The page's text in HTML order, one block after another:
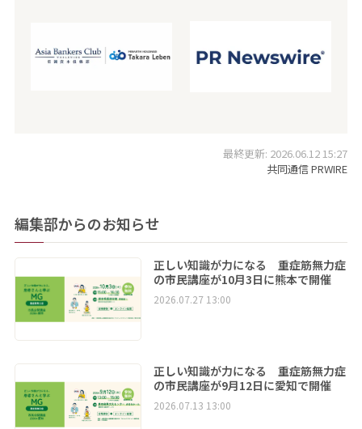
最終更新: 2026.06.12 15:27
共同通信 PRWIRE
編集部からのお知らせ
正しい知識が力になる 重症筋無力症
の市民講座が10月3日に熊本で開催
2026.07.27 13:00
正しい知識が力になる 重症筋無力症
の市民講座が9月12日に愛知で開催
2026.07.13 13:00